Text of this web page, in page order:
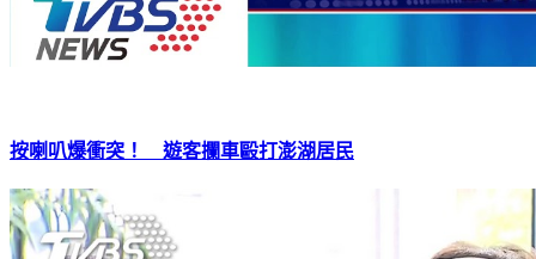
按喇叭爆衝突！ 遊客攔車毆打澎湖居民